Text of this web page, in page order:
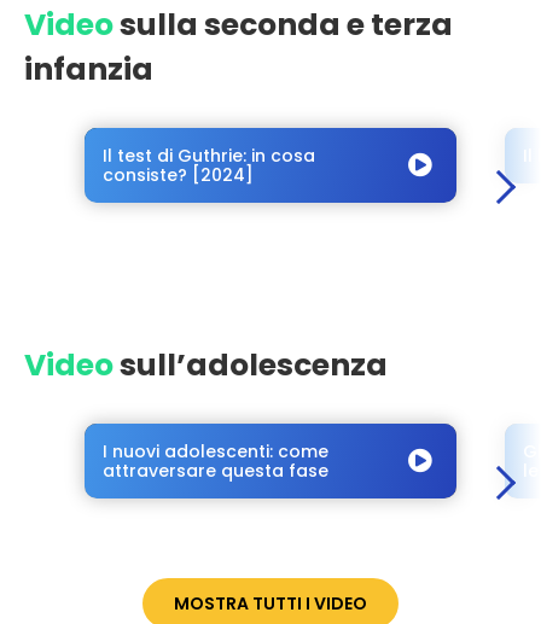
Videosulla seconda e terza
infanzia
Il test di Guthrie: in cosa
consiste? [2024]
Videosull’adolescenza
I nuovi adolescenti: come
attraversare questa fase
MOSTRA TUTTI I VIDEO